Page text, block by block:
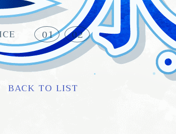
01 02
BACK TO LIST